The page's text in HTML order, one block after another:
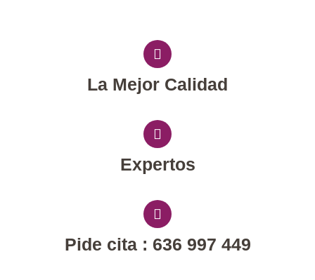
La Mejor Calidad
Expertos
Pide cita : 636 997 449